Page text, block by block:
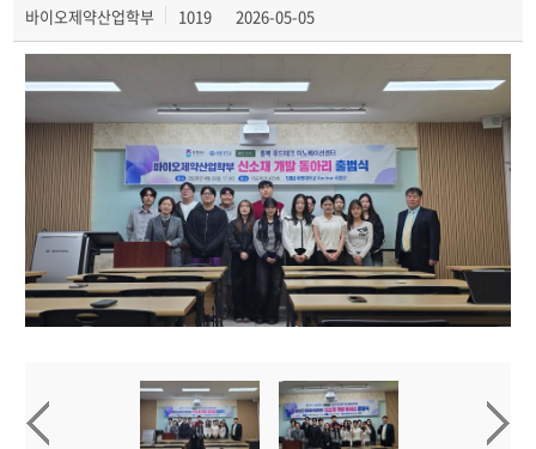
바이오제약산업학부 1019 2026-05-05